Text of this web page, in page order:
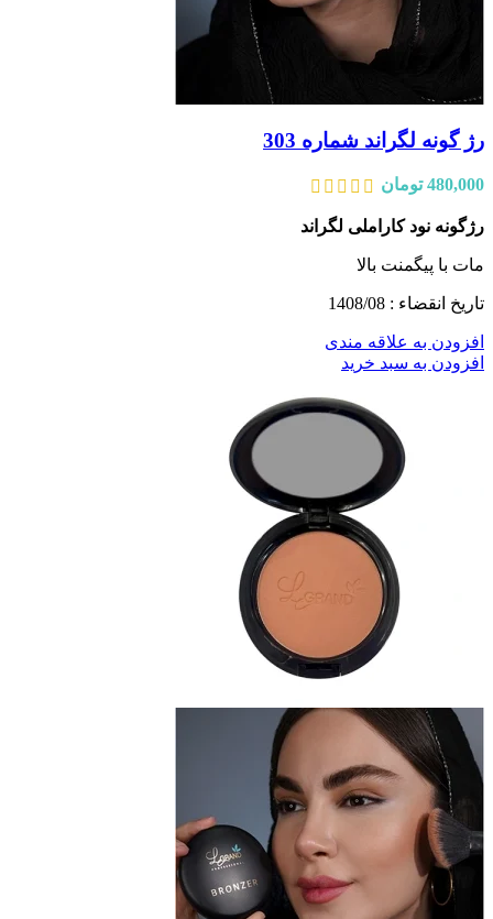
رژ گونه لگراند شماره 303
480,000 تومان
رژگونه نود کاراملی لگراند
مات با پیگمنت بالا
تاریخ انقضاء : 1408/08
افزودن به علاقه مندی
افزودن به سبد خرید